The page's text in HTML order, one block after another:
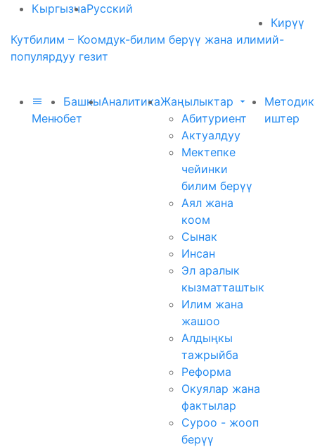
КыргызчаРусский
Кирүү
Кутбилим – Коомдук-билим берүү жана илимий-
популярдуу гезит
Меню
Башкы
бет
АналитикаЖаңылыктар
Абитуриент
Актуалдуу
Мектепке
чейинки
билим берүү
Аял жана
коом
Сынак
Инсан
Эл аралык
кызматташтык
Илим жана
жашоо
Алдыңкы
тажрыйба
Реформа
Окуялар жана
фактылар
Суроо - жооп
берүү
иштер